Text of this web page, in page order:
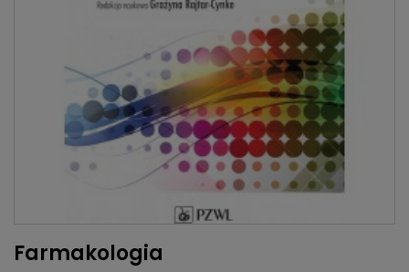
Farmakologia